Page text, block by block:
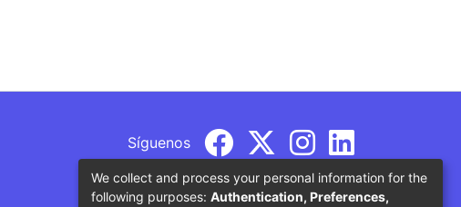
Síguenos
We collect and process your personal information for the
following purposes: Authentication, Preferences,